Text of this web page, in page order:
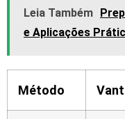
Leia Também
e Aplicações
Método